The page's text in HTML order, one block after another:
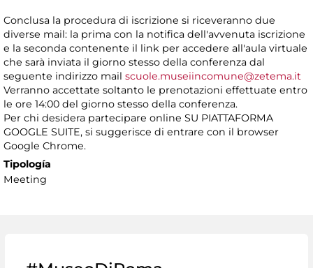
Conclusa la procedura di iscrizione si riceveranno due
diverse mail: la prima con la notifica dell'avvenuta iscrizione
e la seconda contenente il link per accedere all'aula virtuale
che sarà inviata il giorno stesso della conferenza dal
seguente indirizzo mail scuole.museiincomune@zetema.it
Verranno accettate soltanto le prenotazioni effettuate entro
le ore 14:00 del giorno stesso della conferenza.
Per chi desidera partecipare online SU PIATTAFORMA
GOOGLE SUITE, si suggerisce di entrare con il browser
Google Chrome.
Tipología
Meeting